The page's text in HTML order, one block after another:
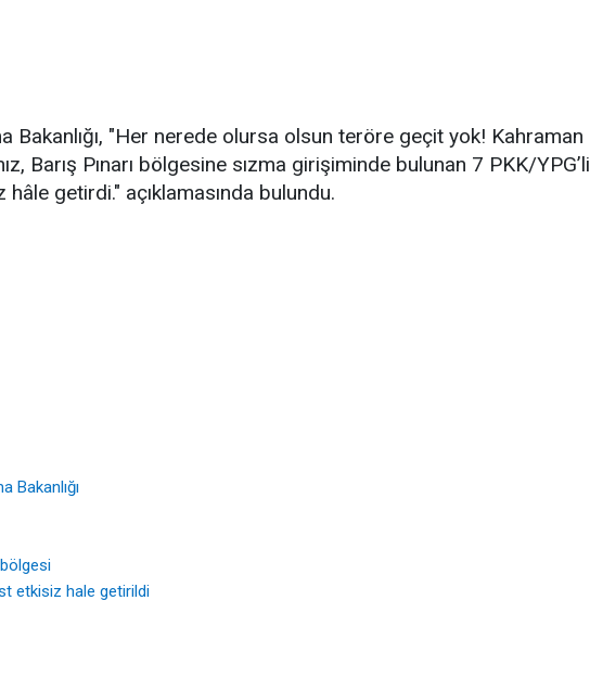
Bakanlığı, "Her nerede olursa olsun teröre geçit yok! Kahraman
Barış Pınarı bölgesine sızma girişiminde bulunan 7 PKK/YPG’li
getirdi." açıklamasında bulundu.
Bakanlığı
bölgesi
etkisiz hale getirildi